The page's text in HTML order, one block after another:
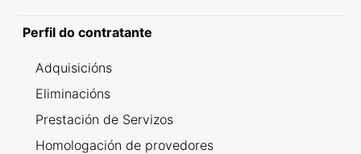
Perfil do contratante
Adquisicións
Eliminacións
Prestación de Servizos
Homologación de provedores